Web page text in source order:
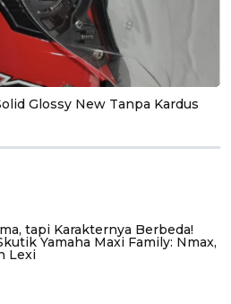
Glossy New Tanpa Kardus
tapi Karakternya Berbeda!
Yamaha Maxi Family: Nmax,
Lexi